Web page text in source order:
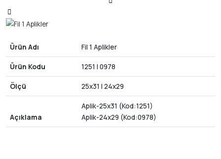
Ürün Adı Fil 1 Aplikler
Ürün Kodu 1251 | 0978
Ölçü 25x31 | 24x29
Açıklama
Aplik-25x31 (Kod:1251)
Aplik-24x29 (Kod:0978)